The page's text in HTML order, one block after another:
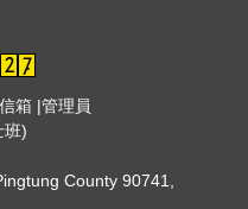
箱 |管理員
班)
County 90741,